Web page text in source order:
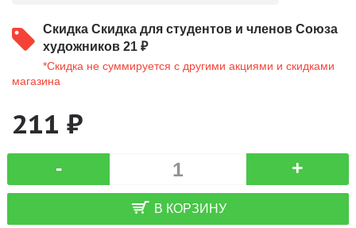
Скидка Скидка для студентов и членов Союза
художников 21 ₽
*Скидка не суммируется с другими акциями и скидками
магазина
211 ₽
- +
В КОРЗИНУ